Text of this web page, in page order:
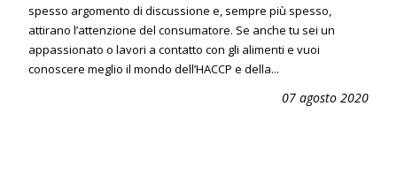
spesso argomento di discussione e, sempre più spesso,
attirano l’attenzione del consumatore. Se anche tu sei un
appassionato o lavori a contatto con gli alimenti e vuoi
conoscere meglio il mondo dell’HACCP e della...
07 agosto 2020